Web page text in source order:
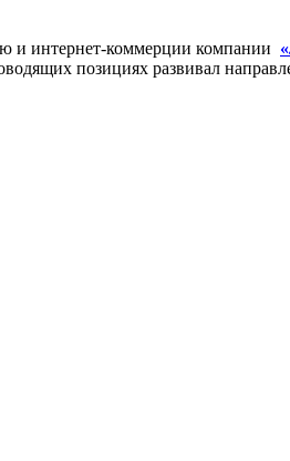
и интернет-коммерции компании
позициях развивал